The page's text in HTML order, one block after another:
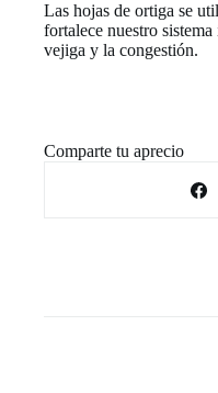
Las hojas de ortiga se
fortalece nuestro
vejiga y la congestión.
Comparte tu aprecio